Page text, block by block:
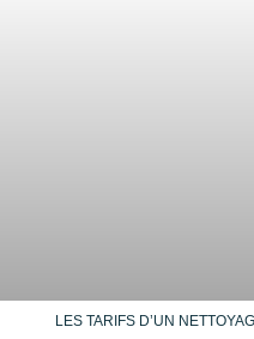
LES TARIFS D’UN